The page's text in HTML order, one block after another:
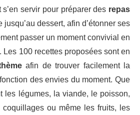
servir pour préparer des repas
jusqu’au dessert, afin d’étonner ses
passer un moment convivial en
Les 100 recettes proposées sont en
afin de trouver facilement la
des envies du moment. Que
les légumes, la viande, le poisson,
coquillages ou même les fruits, les